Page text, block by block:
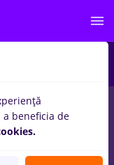
Fără experiență
beneficia de